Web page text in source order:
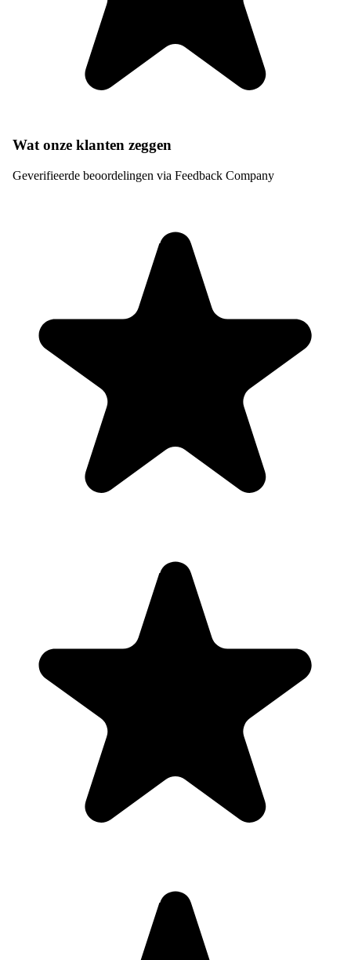
Wat onze klanten zeggen
Geverifieerde beoordelingen via Feedback Company